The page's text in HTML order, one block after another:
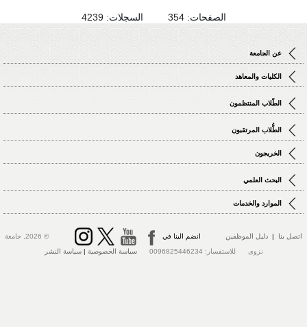
الصفحات: 354 السجلات: 4239
عن الجامعة
الكليات والمعاهد
الطّلاب المنتظمون
الطُّلاب المرتقبون
الخريجون
البحث العلمي
الموارد والخدمات
اتصل بنا | دليل الموظفين انضم الينا في
© 2026, جامعة
نزوى للاستفسار: 0096825446234
سياسة الخصوصية |سياسة النشر